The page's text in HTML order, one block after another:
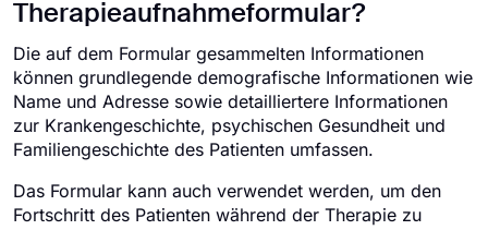
Therapieaufnahmeformular?
Die auf dem Formular gesammelten Informationen
können grundlegende demografische Informationen wie
Name und Adresse sowie detailliertere Informationen
zur Krankengeschichte, psychischen Gesundheit und
Familiengeschichte des Patienten umfassen.
Das Formular kann auch verwendet werden, um den
Fortschritt des Patienten während der Therapie zu